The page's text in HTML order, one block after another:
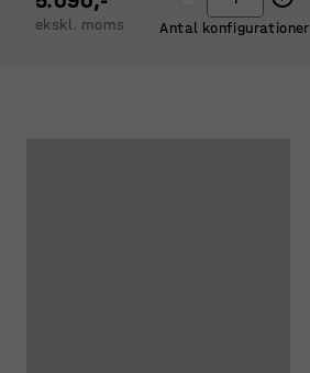
ekskl. moms Antal konfigurationer